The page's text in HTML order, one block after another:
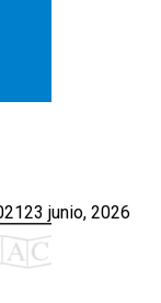
23 junio, 2026